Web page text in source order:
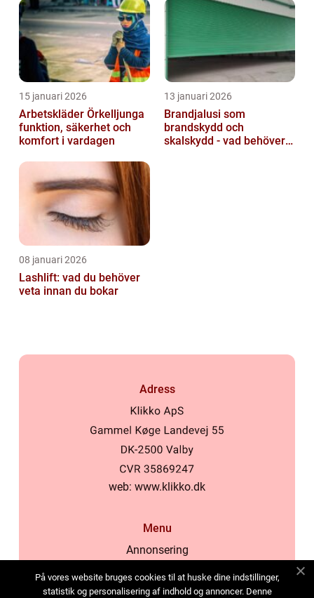
15 januari 2026
Arbetskläder Örkelljunga
funktion, säkerhet och
komfort i vardagen
13 januari 2026
Brandjalusi som
brandskydd och
skalskydd - vad behöver
08 januari 2026
Lashlift: vad du behöver
veta innan du bokar
Adress
web: www.klikko.dk
Menu
Annonsering
Cookies
På vores website bruges cookies til at huske dine indstillinger,
statistik og personalisering af indhold og annoncer. Denne